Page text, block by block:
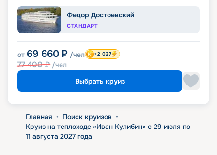
Федор Достоевский
СТАНДАРТ
от 69 660 ₽ /чел
77 400₽ /чел
+2 027
Выбрать круиз
Главная • Поиск круизов •
Круиз на теплоходе «Иван Кулибин» с 29 июля по
11 августа 2027 года